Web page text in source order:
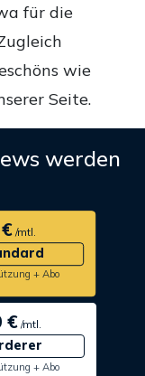
für die
wie
Seite.
werden
/mtl.
+ Abo
€ /mtl.
+ Abo